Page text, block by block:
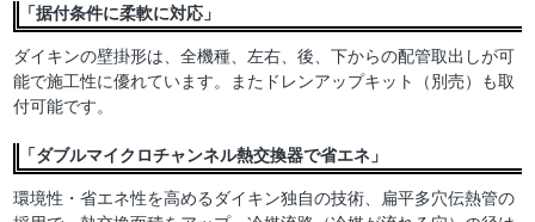
「据付条件に柔軟に対応」
ダイキンの壁掛形は、全機種、左右、後、下からの配管取出しが可
能で施工性に優れています。またドレンアップキット（別売）も取
付可能です。
「ダブルマイクロチャンネル熱交換器で省エネ」
環境性・省エネ性を高めるダイキン独自の技術、扁平多穴伝熱管の